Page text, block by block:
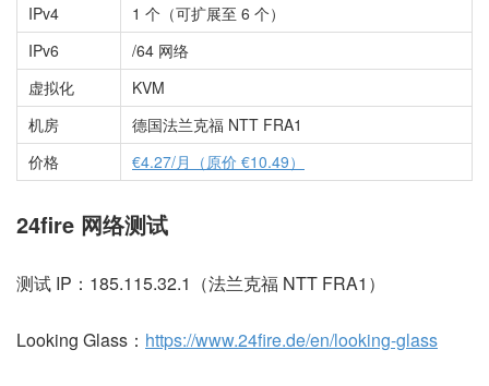
IPv4
1 个（可扩展至 6 个）
IPv6
/64 网络
虚拟化
KVM
机房
德国法兰克福 NTT FRA1
价格
€4.27/月（原价 €10.49）
24fire 网络测试
测试 IP：185.115.32.1（法兰克福 NTT FRA1）
Looking Glass： https://www.24fire.de/en/looking-glass